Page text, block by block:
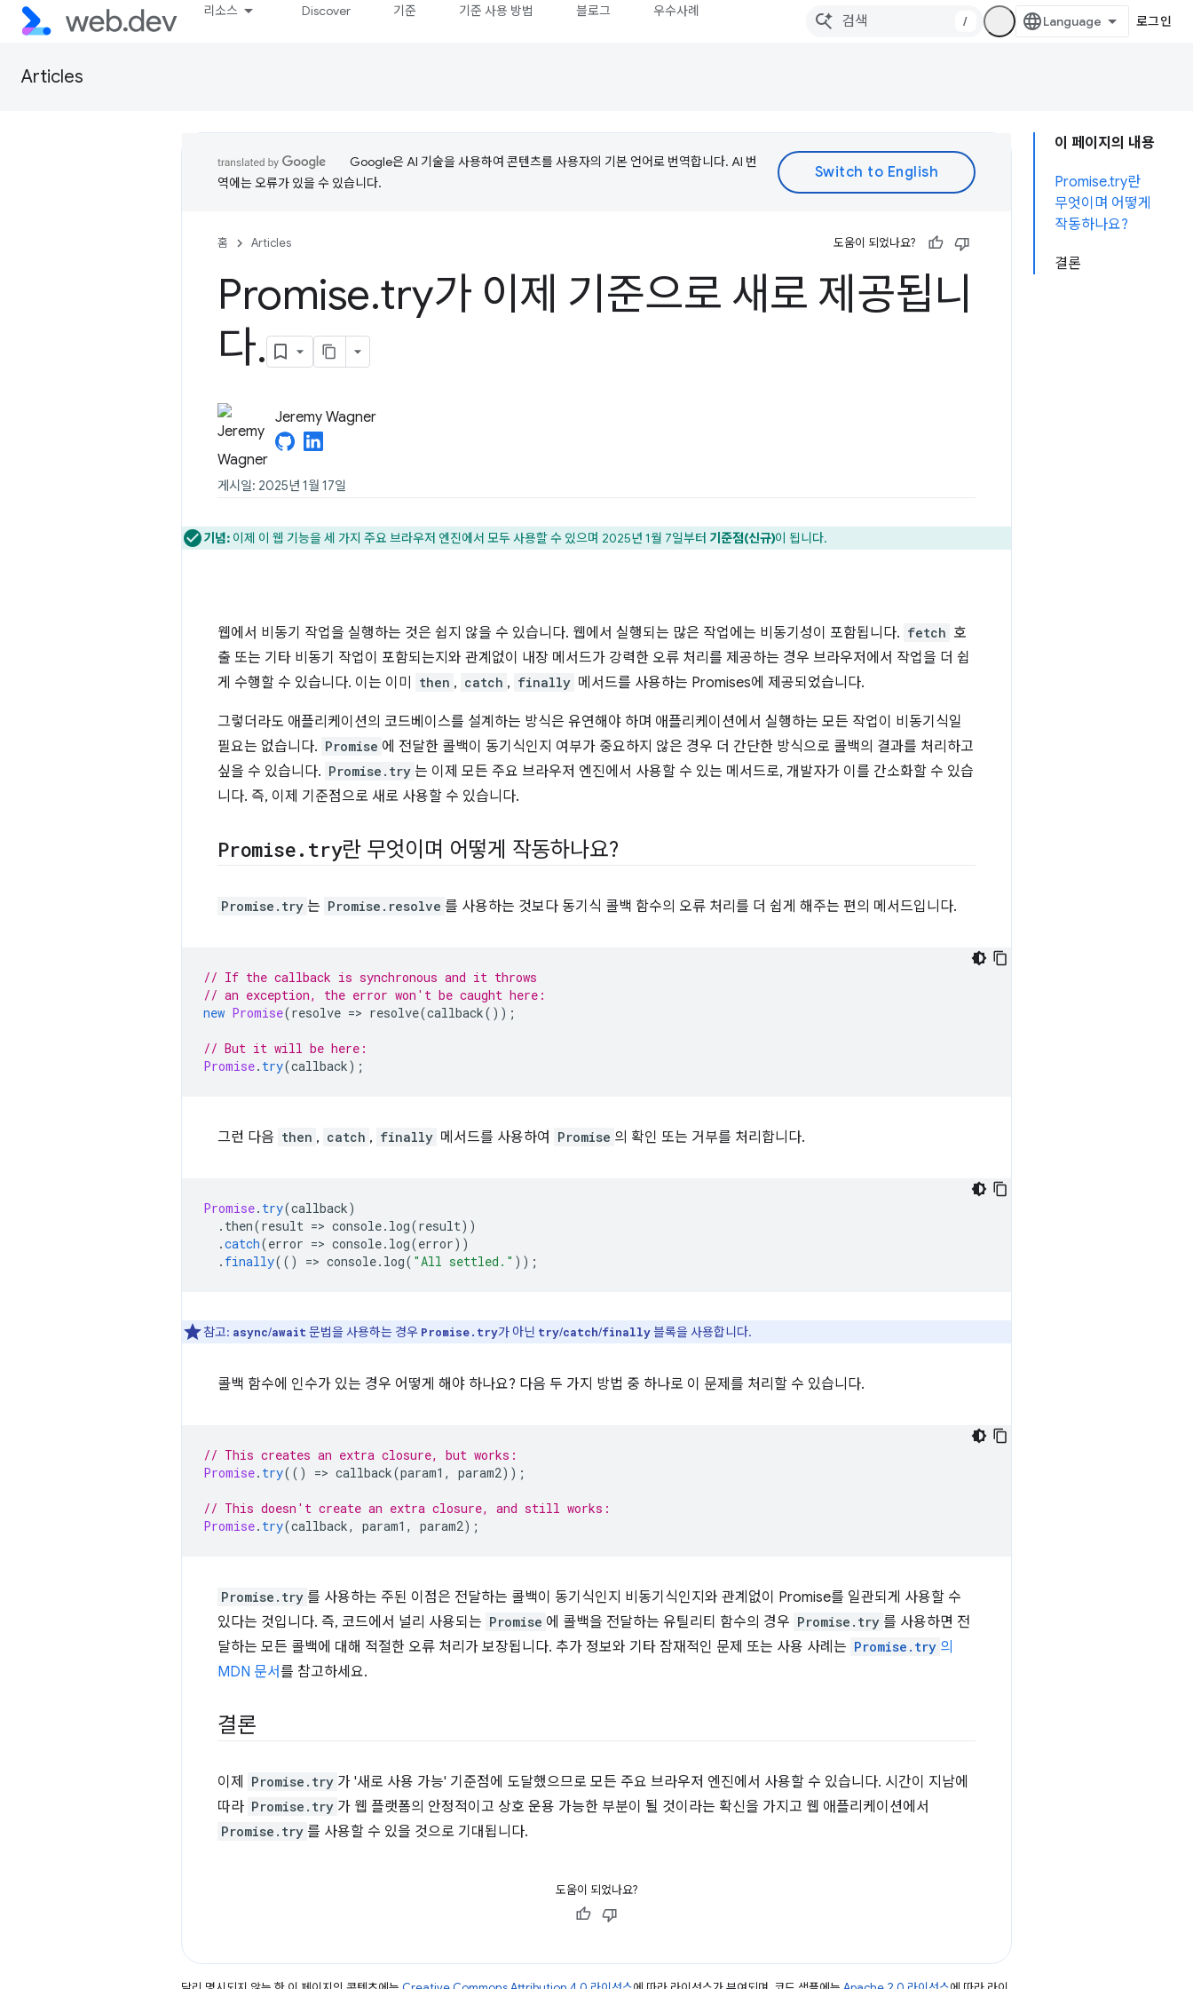
리소스 Discover 기준 기준 사용 방법 블로그 우수사례
/ 로그인
Articles
이 페이지의 내용
Promise.try란
무엇이며 어떻게
작동하나요?
결론
Google은 AI 기술을 사용하여 콘텐츠를 사용자의 기본 언어로 번역합니다. AI 번
역에는 오류가 있을 수 있습니다.
홈 Articles 도움이 되었나요?
Promise.try가 이제 기준으로 새로 제공됩니
다.
Jeremy Wagner
게시일: 2025년 1월 17일
기념: 이제 이 웹 기능을 세 가지 주요 브라우저 엔진에서 모두 사용할 수 있으며 2025년 1월 7일부터 기준점(신규)이 됩니다.
웹에서 비동기 작업을 실행하는 것은 쉽지 않을 수 있습니다. 웹에서 실행되는 많은 작업에는 비동기성이 포함됩니다. fetch 호
출 또는 기타 비동기 작업이 포함되는지와 관계없이 내장 메서드가 강력한 오류 처리를 제공하는 경우 브라우저에서 작업을 더 쉽
게 수행할 수 있습니다. 이는 이미
then , catch , finally 메서드를 사용하는 Promises에 제공되었습니다.
그렇더라도 애플리케이션의 코드베이스를 설계하는 방식은 유연해야 하며 애플리케이션에서 실행하는 모든 작업이 비동기식일
필요는 없습니다. Promise 에 전달한 콜백이 동기식인지 여부가 중요하지 않은 경우 더 간단한 방식으로 콜백의 결과를 처리하고
싶을 수 있습니다. Promise.try 는 이제 모든 주요 브라우저 엔진에서 사용할 수 있는 메서드로, 개발자가 이를 간소화할 수 있습
니다. 즉, 이제 기준점으로 새로 사용할 수 있습니다.
Promise. try란 무엇이며 어떻게 작동하나요?
Promise.try 는 Promise.resolve 를 사용하는 것보다 동기식 콜백 함수의 오류 처리를 더 쉽게 해주는 편의 메서드입니다.
// If the callback is synchronous and it throws
// an exception, the error won't be caught here:
new Promise(resolve => resolve(callback());
// But it will be here:
Promise. try(callback);
그런 다음 then , catch , finally 메서드를 사용하여 Promise 의 확인 또는 거부를 처리합니다.
Promise. try(callback)
. then(result => console. log(result))
.catch(error => console. log(error))
. finally(() => console. log( "All settled." ));
참고: async/await 문법을 사용하는 경우 Promise.try가 아닌 try/catch/finally블록을 사용합니다.
콜백 함수에 인수가 있는 경우 어떻게 해야 하나요? 다음 두 가지 방법 중 하나로 이 문제를 처리할 수 있습니다.
// This creates an extra closure, but works:
Promise. try(() => callback(param1 , param2));
// This doesn't create an extra closure, and still works:
Promise. try(callback, param1 , param2);
Promise.try 를 사용하는 주된 이점은 전달하는 콜백이 동기식인지 비동기식인지와 관계없이 Promise를 일관되게 사용할 수
있다는 것입니다. 즉, 코드에서 널리 사용되는 Promise 에 콜백을 전달하는 유틸리티 함수의 경우 Promise.try 를 사용하면 전
달하는 모든 콜백에 대해 적절한 오류 처리가 보장됩니다. 추가 정보와 기타 잠재적인 문제 또는 사용 사례는 Promise.try 의
MDN 문서를 참고하세요.
결론
이제 Promise.try 가 '새로 사용 가능' 기준점에 도달했으므로 모든 주요 브라우저 엔진에서 사용할 수 있습니다. 시간이 지남에
따라 Promise.try 가 웹 플랫폼의 안정적이고 상호 운용 가능한 부분이 될 것이라는 확신을 가지고 웹 애플리케이션에서
Promise.try 를 사용할 수 있을 것으로 기대됩니다.
도움이 되었나요?